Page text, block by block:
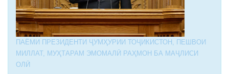
ПАЁМИ ПРЕЗИДЕНТИ ҶУМҲУРИИ ТОҶИКИСТОН, ПЕШВОИ
МИЛЛАТ, МУҲТАРАМ ЭМОМАЛӢ РАҲМОН БА МАҶЛИСИ
ОЛӢ